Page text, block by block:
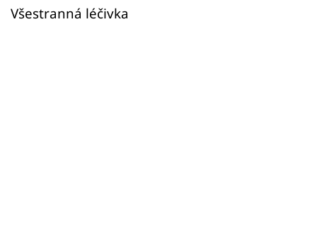
Všestranná léčivka